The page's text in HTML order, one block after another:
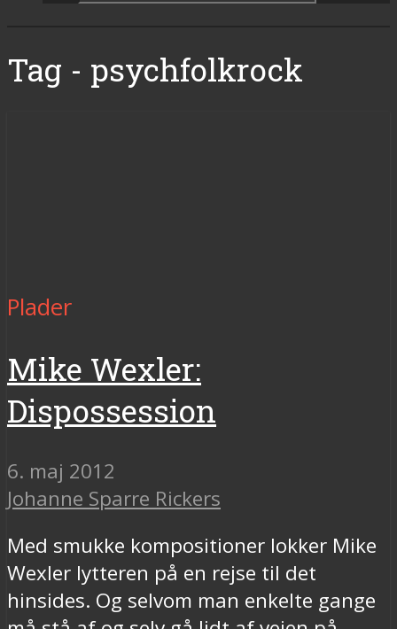
Tag - psychfolkrock
Plader
Mike Wexler:
Dispossession
6. maj 2012
Johanne Sparre Rickers
Med smukke kompositioner lokker Mike
Wexler lytteren på en rejse til det
hinsides. Og selvom man enkelte gange